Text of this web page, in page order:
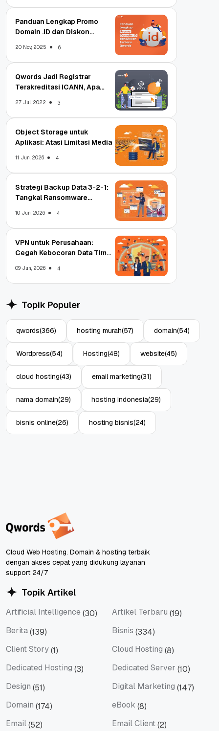
Panduan Lengkap Promo
Domain .ID dan Diskon
20 Nov, 2025 6
Qwords Jadi Registrar
Terakreditasi ICANN, Apa
27 Jul, 2022 3
Object Storage untuk
Aplikasi: Atasi Limitasi Media
11 Jun, 2026 4
Strategi Backup Data 3-2-1:
Tangkal Ransomware
10 Jun, 2026 4
VPN untuk Perusahaan:
Cegah Kebocoran Data Tim
09 Jun, 2026 4
Topik Populer
qwords(366) hosting murah(57) domain(54)
Wordpress(54) Hosting(48) website(45)
cloud hosting(43) email marketing(31)
nama domain(29) hosting indonesia(29)
bisnis online(26) hosting bisnis(24)
Cloud Web Hosting. Domain & hosting terbaik
dengan akses cepat yang didukung layanan
support 24/7
Topik Artikel
Artificial Intelligence (30) Artikel Terbaru (19)
Berita(139) Bisnis (334)
Client Story(1) Cloud Hosting (8)
Dedicated Hosting (3) Dedicated Server (10)
Design (51) Digital Marketing (147)
Domain (174) eBook (8)
Email(52) Email Client(2)